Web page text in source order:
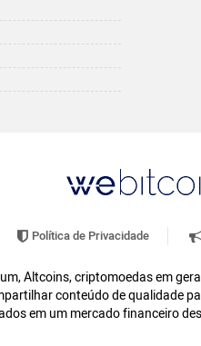
Política de Privacidade
Altcoins, criptomoedas em
conteúdo de qualidade
em um mercado financeiro